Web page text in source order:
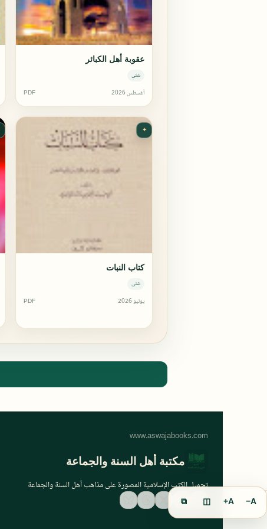
عقوبة أهل الكبائر
شتى
أغسطس 2026 PDF
✦
كتاب النبات
شتى
يوليو 2026 PDF
مكتبة أهل السنة والجماعة
تحميل الكتب الإسلامية المصورة على مذاهب أهل السنة والجماعة
A−
A+
◫
⧉